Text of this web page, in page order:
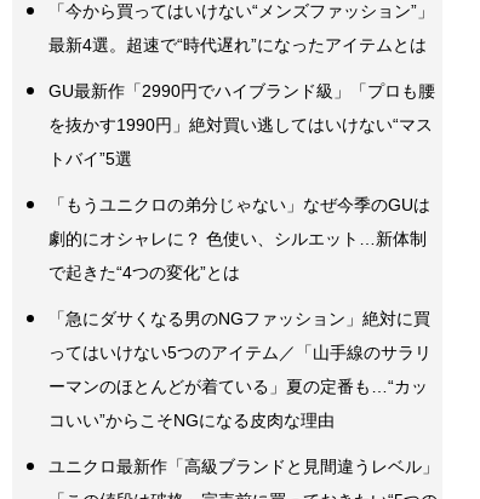
「今から買ってはいけない“メンズファッション”」
最新4選。超速で“時代遅れ”になったアイテムとは
GU最新作「2990円でハイブランド級」「プロも腰
を抜かす1990円」絶対買い逃してはいけない“マス
トバイ”5選
「もうユニクロの弟分じゃない」なぜ今季のGUは
劇的にオシャレに？ 色使い、シルエット…新体制
で起きた“4つの変化”とは
「急にダサくなる男のNGファッション」絶対に買
ってはいけない5つのアイテム／「山手線のサラリ
ーマンのほとんどが着ている」夏の定番も…“カッ
コいい”からこそNGになる皮肉な理由
ユニクロ最新作「高級ブランドと見間違うレベル」